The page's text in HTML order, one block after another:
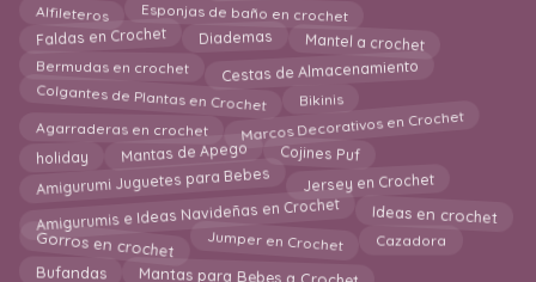
Alfileteros Esponjas de baño en crochet
Faldas en Crochet Diademas Mantel a crochet
Bermudas en crochet Cestas de Almacenamiento
Colgantes de Plantas en Crochet Bikinis
Agarraderas en crochet Marcos Decorativos en Crochet
holiday Mantas de Apego Cojines Puf
Amigurumi Juguetes para Bebes Jersey en Crochet
Amigurumis e Ideas Navideñas en Crochet Ideas en crochet
Gorros en crochet Jumper en Crochet Cazadora
Bufandas Mantas para Bebes a Crochet